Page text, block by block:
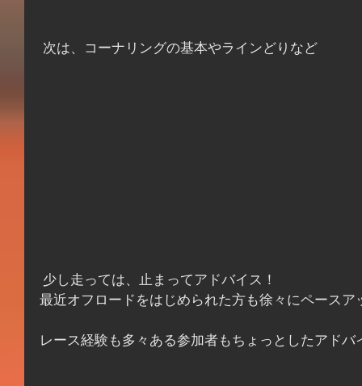
次は、コーナリングの基本やラインどりなど
少し走っては、止まってアドバイス！
最近オフロードをはじめられた方も徐々にペースア
レース経験も多々ある参加者もちょっとしたアド